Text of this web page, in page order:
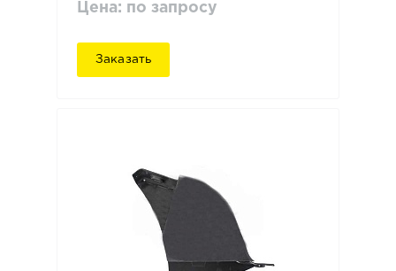
Цена: по запросу
Заказать